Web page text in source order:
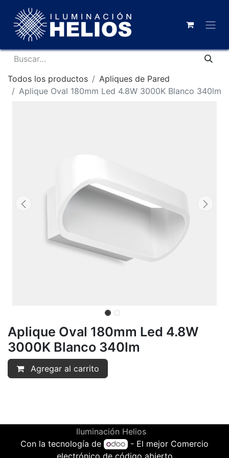
Todos los productos
Apliques de Pared
Aplique Oval 180mm Led 4.8W 3000K Blanco 340lm
Aplique Oval 180mm Led 4.8W
3000K Blanco 340lm
Agregar al carrito
Iluminación Helios
Con la tecnología de
- El mejor Comercio
electrónico de código abierto